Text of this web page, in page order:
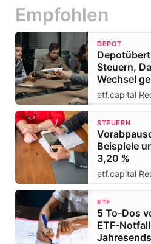
Empfohlen
DEPOT
Steuern,
Wechsel
etf.capital
STEUERN
Beispiele
3,20 %
etf.capital
ETF
5 To-Dos
ETF-